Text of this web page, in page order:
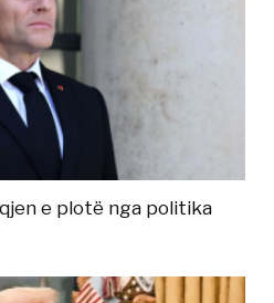
e plotë nga politika